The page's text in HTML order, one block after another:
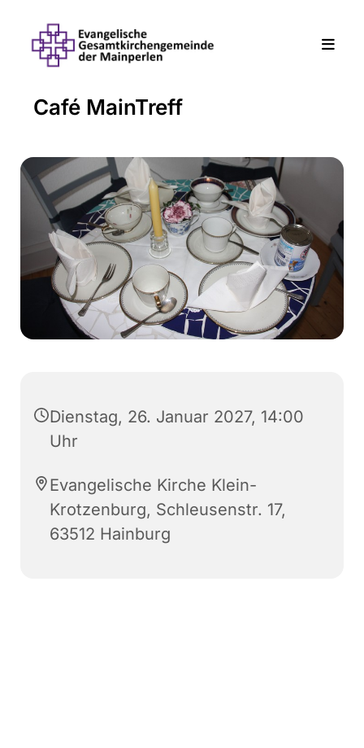
Café MainTreff
Dienstag, 26. Januar 2027, 14:00
Uhr
Evangelische Kirche Klein-
Krotzenburg, Schleusenstr. 17,
63512 Hainburg